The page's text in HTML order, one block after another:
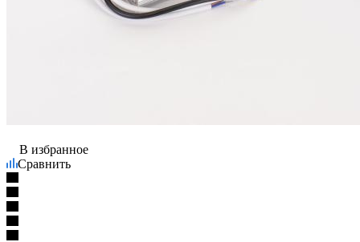
В избранное
Сравнить